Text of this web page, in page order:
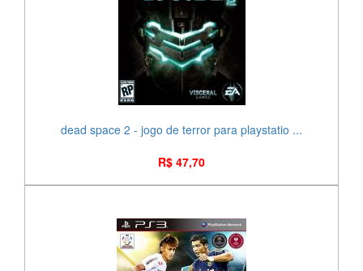
dead space 2 - jogo de terror para playstatio ...
R$ 47,70